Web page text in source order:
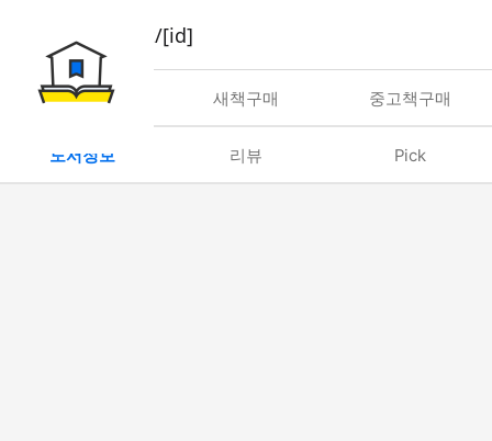
book/rent/[id]
대여 새책구매 중고책구매
도서정보 리뷰 Pick